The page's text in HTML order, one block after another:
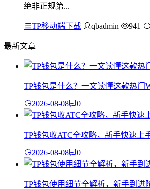
绝非正规第...
TP移动端下载 qbadmin 941
最新文章
TP钱包是什么？一文读懂这款热门
2026-08-08 0
TP钱包收ATC全攻略，新手快速上
2026-08-08 0
TP钱包使用细节全解析，新手到进